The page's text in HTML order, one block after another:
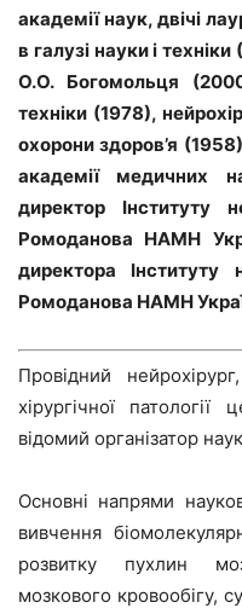
академії наук, двічі
в галузі науки і
О.О. Богомольця
техніки (1978),
охорони здоров’я
академії медичних
директор Інституту
Ромоданова НАМН
директора
Ромоданова НАМН
Провідний
хірургічної патології
відомий організатор
Основні напрями
вивчення
розвитку пухлин
мозкового кровообігу,